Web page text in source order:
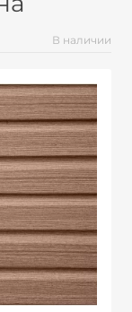
В наличии